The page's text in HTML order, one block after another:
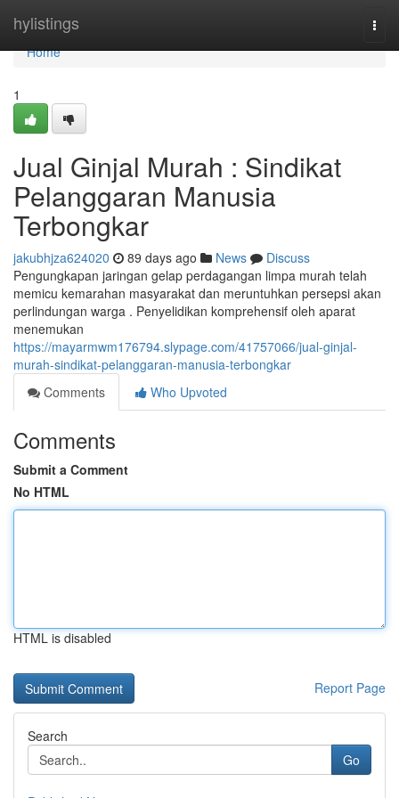
hylistings
Home
Home
1
Jual Ginjal Murah : Sindikat
Pelanggaran Manusia
Terbongkar
jakubhjza624020 89 days ago News
Discuss
Pengungkapan jaringan gelap perdagangan limpa murah telah
memicu kemarahan masyarakat dan meruntuhkan persepsi akan
perlindungan warga . Penyelidikan komprehensif oleh aparat
menemukan
https://mayarmwm176794.slypage.com/41757066/jual-ginjal-
murah-sindikat-pelanggaran-manusia-terbongkar
Comments
Who Upvoted
Comments
Submit a Comment
No HTML
HTML is disabled
Report Page
Search
Go